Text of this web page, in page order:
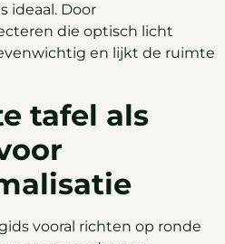
ideaal. Door
die optisch licht
en lijkt de ruimte
tafel als
vooral richten op ronde